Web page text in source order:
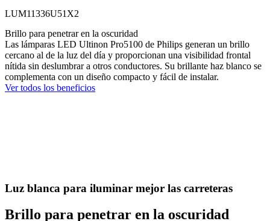
LUM11336U51X2
Brillo para penetrar en la oscuridad
Las lámparas LED Ultinon Pro5100 de Philips generan un brillo
cercano al de la luz del día y proporcionan una visibilidad frontal
nítida sin deslumbrar a otros conductores. Su brillante haz blanco se
complementa con un diseño compacto y fácil de instalar.
Ver todos los beneficios
Luz blanca para iluminar mejor las carreteras
Brillo para penetrar en la oscuridad